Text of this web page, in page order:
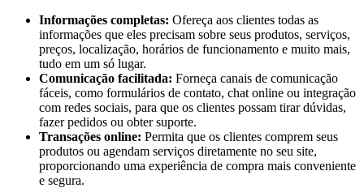
Informações completas: Ofereça aos clientes todas as
informações que eles precisam sobre seus produtos, serviços,
preços, localização, horários de funcionamento e muito mais,
tudo em um só lugar.
Comunicação facilitada: Forneça canais de comunicação
fáceis, como formulários de contato, chat online ou integração
com redes sociais, para que os clientes possam tirar dúvidas,
fazer pedidos ou obter suporte.
Transações online: Permita que os clientes comprem seus
produtos ou agendam serviços diretamente no seu site,
proporcionando uma experiência de compra mais conveniente
e segura.